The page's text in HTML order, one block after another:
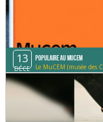
13
DÉCE
Populaire au MUCEM
Le MuCEM (musée des